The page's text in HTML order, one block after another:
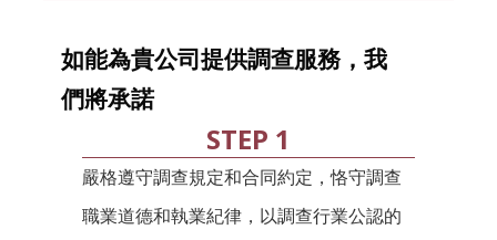
如能為貴公司提供調查服務，我
們將承諾
STEP 1
嚴格遵守調查規定和合同約定，恪守調查
職業道德和執業紀律，以調查行業公認的